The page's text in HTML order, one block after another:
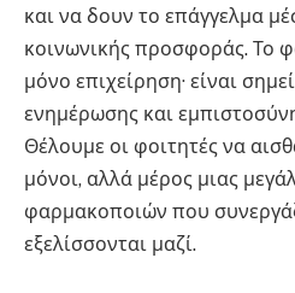
και να δουν το επάγγελμα
κοινωνικής προσφοράς. Το
μόνο επιχείρηση· είναι
ενημέρωσης και
Θέλουμε οι φοιτητές να
μόνοι, αλλά μέρος μιας
φαρμακοποιών που
εξελίσσονται μαζί.